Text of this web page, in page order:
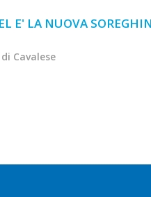
E' LA NUOVA
Cavalese